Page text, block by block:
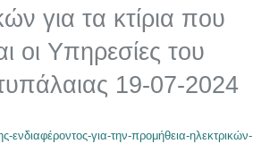
για τα κτίρια που
οι Υπηρεσίες του
19-07-2024
ενδιαφέροντος-για-την-προμήθεια-ηλεκτρικών-